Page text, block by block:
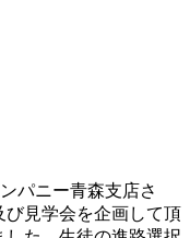
パニー青森支店さ
見学会を企画して頂